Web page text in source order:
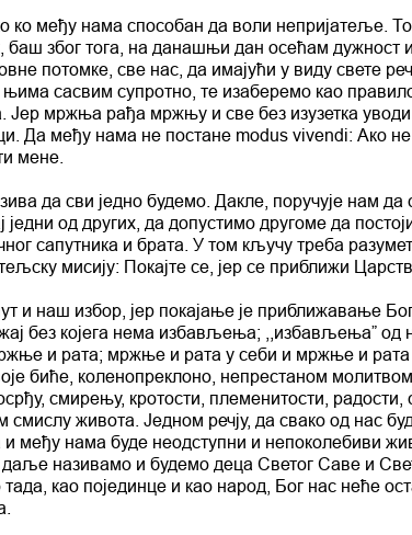
ко међу нама способан да воли непријатеље.
због тога, на данашњи дан осећам дужност
потомке, све нас, да имајући у виду свете
сасвим супротно, те изаберемо као
Јер мржња рађа мржњу и све без изузетка
Да међу нама не постане modus vivendi: Ако
мене.
да сви једно будемо. Дакле, поручује нам
од других, да допустимо другоме да
сапутника и брата. У том кључу треба
мисију: Покајте се, јер се приближи
и наш избор, јер покајање је приближавање
без којега нема избављења; ,,избављењаˮ од
и рата; мржње и рата у себи и мржње и
биће, коленопреклоно, непрестаном
смирењу, кротости, племенитости,
смислу живота. Једном речју, да свако од нас
међу нама буде неодступни и непоколебиви
називамо и будемо деца Светог Саве и
као појединце и као народ, Бог нас неће